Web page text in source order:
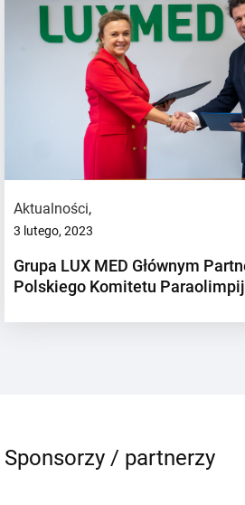
Aktualności,
3 lutego, 2023
Grupa LUX MED Głównym
Polskiego Komitetu
Sponsorzy / partnerzy